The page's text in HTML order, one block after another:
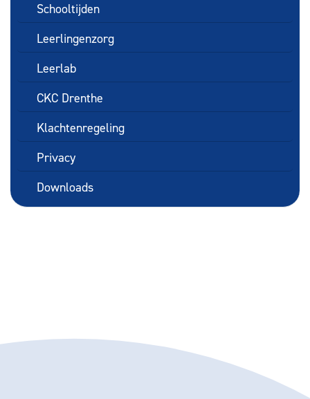
Schooltijden
Leerlingenzorg
Leerlab
CKC Drenthe
Klachtenregeling
Privacy
Downloads